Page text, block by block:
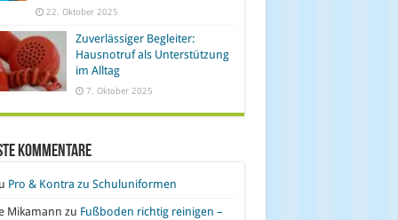
22. Oktober 2025
Zuverlässiger Begleiter:
Hausnotruf als Unterstützung
im Alltag
7. Oktober 2025
Kommentare
Pro & Kontra zu Schuluniformen
Mikamann zu Fußboden richtig reinigen –